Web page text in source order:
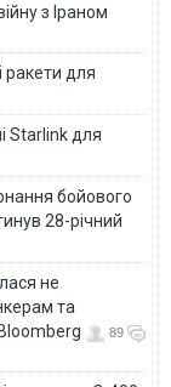
з Іраном
ракети для
Starlink для
бойового
28-річний
не
та
89